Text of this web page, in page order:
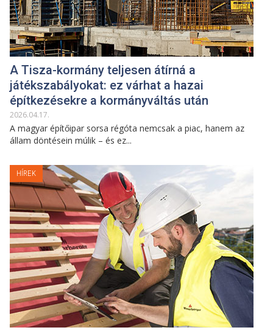
A Tisza-kormány teljesen átírná a
játékszabályokat: ez várhat a hazai
építkezésekre a kormányváltás után
2026.04.17.
A magyar építőipar sorsa régóta nemcsak a piac, hanem az
állam döntésein múlik – és ez...
HÍREK